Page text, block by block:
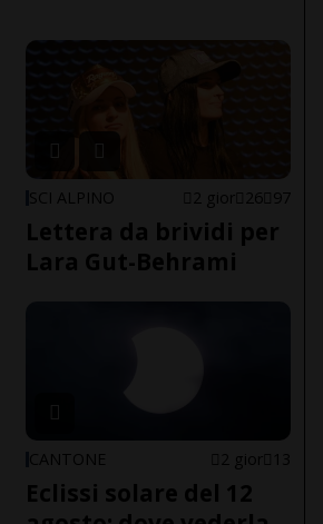
SCI ALPINO 2 gior 26 97
Lettera da brividi per
Lara Gut-Behrami
CANTONE 2 gior 13
Eclissi solare del 12